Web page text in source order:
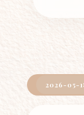
2026-05-